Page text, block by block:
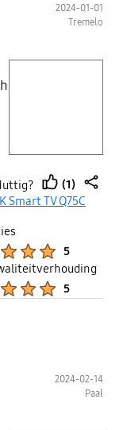
2024-01-01
Tremelo
thumb
(1)
share
Smart TV Q75C
5
5
2024-02-14
Paal